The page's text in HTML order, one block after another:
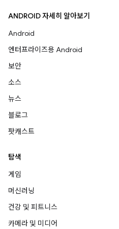
ANDROID 자세히 알아보기
Android
엔터프라이즈용 Android
보안
소스
뉴스
블로그
팟캐스트
탐색
게임
머신러닝
건강 및 피트니스
카메라 및 미디어